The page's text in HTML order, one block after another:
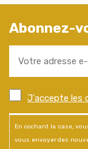
Abonnez-
J'accepte les
En cochant la case,
vous envoyer des